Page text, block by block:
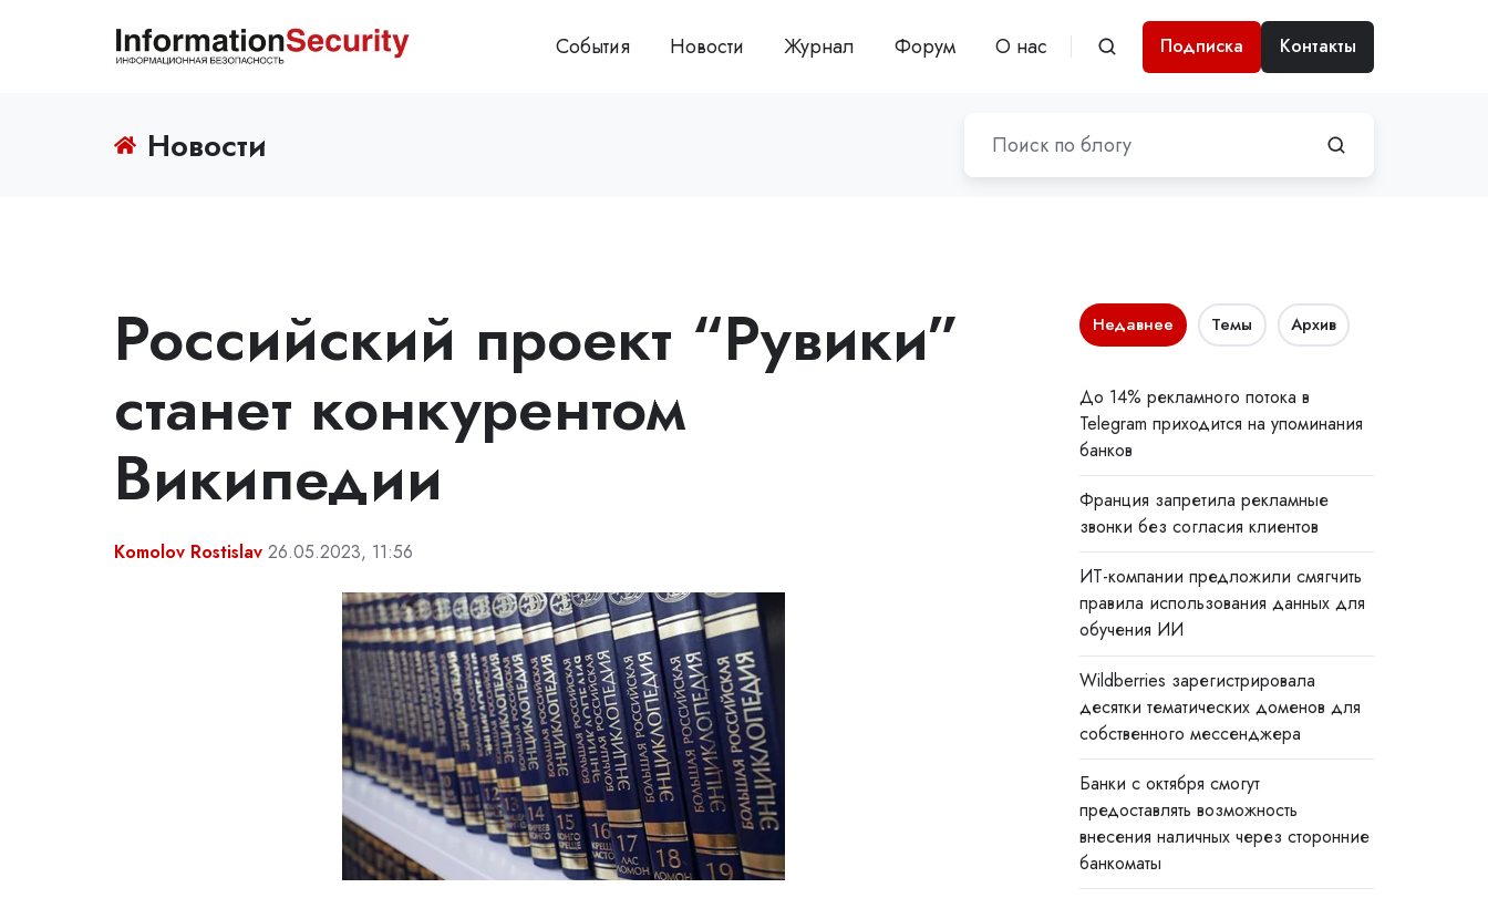
События Новости Журнал Форум О нас Подписка Контакты
Новости
Российский проект “Рувики”
станет конкурентом
Википедии
Komolov Rostislav 26.05.2023, 11:56
Недавнее Темы Архив
До 14% рекламного потока в
Telegram приходится на упоминания
банков
Франция запретила рекламные
звонки без согласия клиентов
ИТ-компании предложили смягчить
правила использования данных для
обучения ИИ
Wildberries зарегистрировала
десятки тематических доменов для
собственного мессенджера
Банки с октября смогут
предоставлять возможность
внесения наличных через сторонние
банкоматы